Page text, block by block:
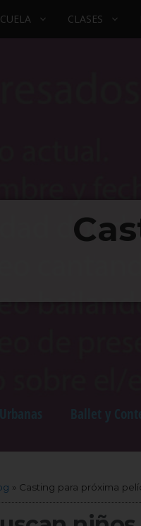
CLASES
» Casting para próxima